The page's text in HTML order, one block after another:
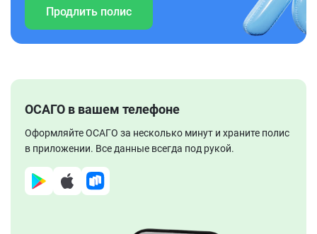
Продлить полис
ОСАГО в вашем телефоне
Оформляйте ОСАГО за несколько минут и храните полис
в приложении. Все данные всегда под рукой.